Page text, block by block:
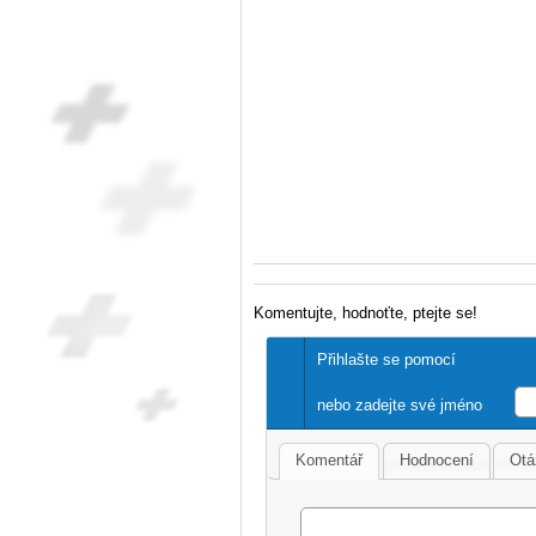
Komentujte, hodnoťte, ptejte se!
Přihlašte se pomocí
nebo zadejte své jméno
Komentář Hodnocení